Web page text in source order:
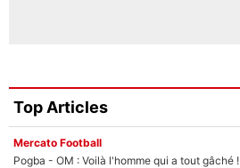
Top Articles
Mercato Football
Pogba - OM : Voilà l'homme qui a tout gâché !